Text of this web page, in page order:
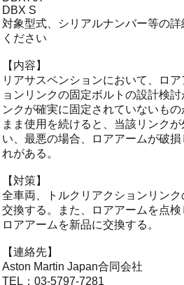
DBX S
対象型式、シリアルナンバー等の
ください
【内容】
リアサスペンションにおいて、ロ
ョンリンクの固定ボルトの設計検
ンクが確実に固定されていないも
まま使用を続けると、当該リンク
い、最悪の場合、ロアアームが破
れがある。
【対策】
全車両、トルクリアクションリン
交換する。また、ロアアームを点
ロアアームを新品に交換する。
【連絡先】
Aston Martin Japan合同会社
TEL：03-5797-7281